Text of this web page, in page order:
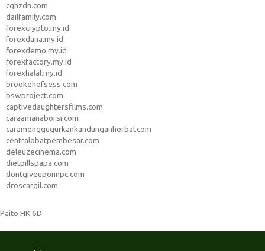
cqhzdn.com
dailfamily.com
forexcrypto.my.id
forexdana.my.id
forexdemo.my.id
forexfactory.my.id
forexhalal.my.id
brookehofsess.com
bswproject.com
captivedaughtersfilms.com
caraamanaborsi.com
caramenggugurkankandunganherbal.com
centralobatpembesar.com
deleuzecinema.com
dietpillspapa.com
dontgiveuponnpc.com
droscargil.com
Paito HK 6D